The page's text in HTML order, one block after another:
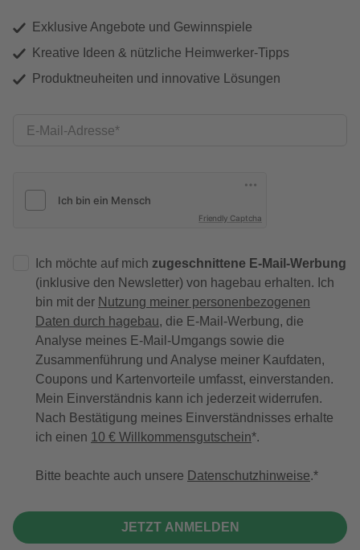
Exklusive Angebote und Gewinnspiele
Kreative Ideen & nützliche Heimwerker-Tipps
Produktneuheiten und innovative Lösungen
E-Mail-Adresse
Friendly Captcha
Ich möchte auf mich zugeschnittene E-Mail-Werbung
(inklusive den Newsletter) von hagebau erhalten. Ich
bin mit der Nutzung meiner personenbezogenen
Daten durch hagebau, die E-Mail-Werbung, die
Analyse meines E-Mail-Umgangs sowie die
Zusammenführung und Analyse meiner Kaufdaten,
Coupons und Kartenvorteile umfasst, einverstanden.
Mein Einverständnis kann ich jederzeit widerrufen.
Nach Bestätigung meines Einverständnisses erhalte
ich einen 10 € Willkommensgutschein*.
Bitte beachte auch unsere Datenschutzhinweise.
JETZT ANMELDEN